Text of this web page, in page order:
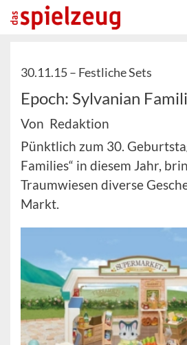
30.11.15 – Festliche Sets
Epoch: Sylvanian
Von Redaktion
Pünktlich zum 30.
Families“ in diesem Jahr,
Traumwiesen diverse
Markt.